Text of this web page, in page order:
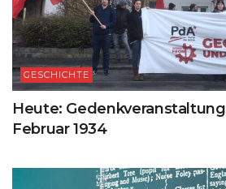
GESCHICHTE
Heute:
Februar 1934